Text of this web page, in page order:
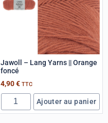
Jawoll – Lang Yarns || Orange
foncé
4,90€ TTC
Ajouter au panier